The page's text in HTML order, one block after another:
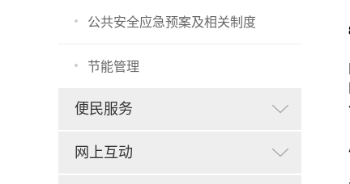
公共安全应急预案及相关制度
节能管理
便民服务
网上互动